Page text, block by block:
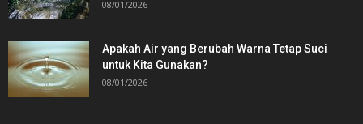
08/01/2026
Apakah Air yang Berubah Warna Tetap Suci
untuk Kita Gunakan?
08/01/2026